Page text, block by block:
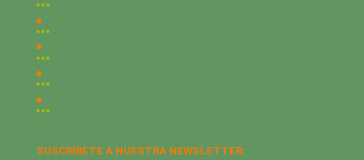
SUSCRÍBETE A NUESTRA NEWSLETTER: